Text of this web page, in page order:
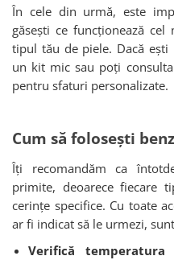
În cele din urmă, este
găsești ce funcționează
tipul tău de piele. Dacă
un kit mic sau poți
pentru sfaturi personalizate.
Cum să folosești
Îți recomandăm ca
primite, deoarece fiecare
cerințe specifice. Cu toate
ar fi indicat să le urmezi,
Verifică temperatura